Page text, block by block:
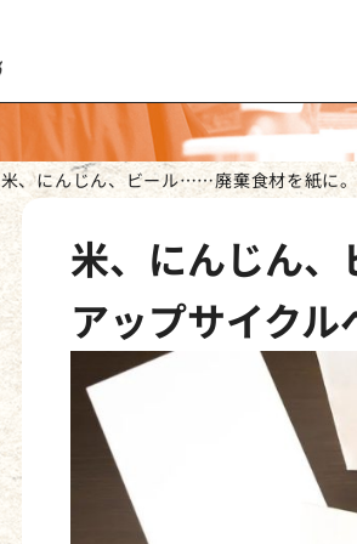
米、にんじん、ビール……廃棄食材を紙に
米、にんじん
アップサイク